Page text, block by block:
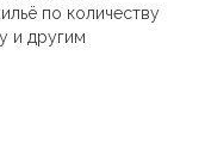
по количеству
и другим